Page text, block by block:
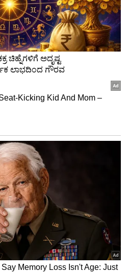
ಅಹಮದಾಬಾದ್‌ನಲ್ಲಿ
ಗಿಲ್ 63 ಎಸೆತಗಳಲ್ಲಿ 126